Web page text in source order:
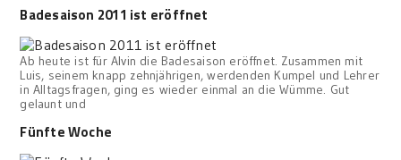
Badesaison 2011 ist eröffnet
Ab heute ist für Alvin die Badesaison eröffnet. Zusammen mit
Luis, seinem knapp zehnjährigen, werdenden Kumpel und Lehrer
in Alltagsfragen, ging es wieder einmal an die Wümme. Gut
gelaunt und
Fünfte Woche